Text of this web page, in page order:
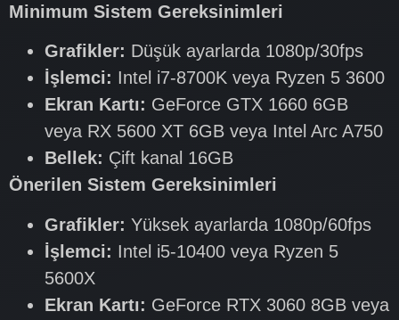
Minimum Sistem Gereksinimleri
Grafikler: Düşük ayarlarda 1080p/30fps
İşlemci: Intel i7-8700K veya Ryzen 5 3600
Ekran Kartı: GeForce GTX 1660 6GB
veya RX 5600 XT 6GB veya Intel Arc A750
Bellek: Çift kanal 16GB
Önerilen Sistem Gereksinimleri
Grafikler: Yüksek ayarlarda 1080p/60fps
İşlemci: Intel i5-10400 veya Ryzen 5
5600X
Ekran Kartı: GeForce RTX 3060 8GB veya